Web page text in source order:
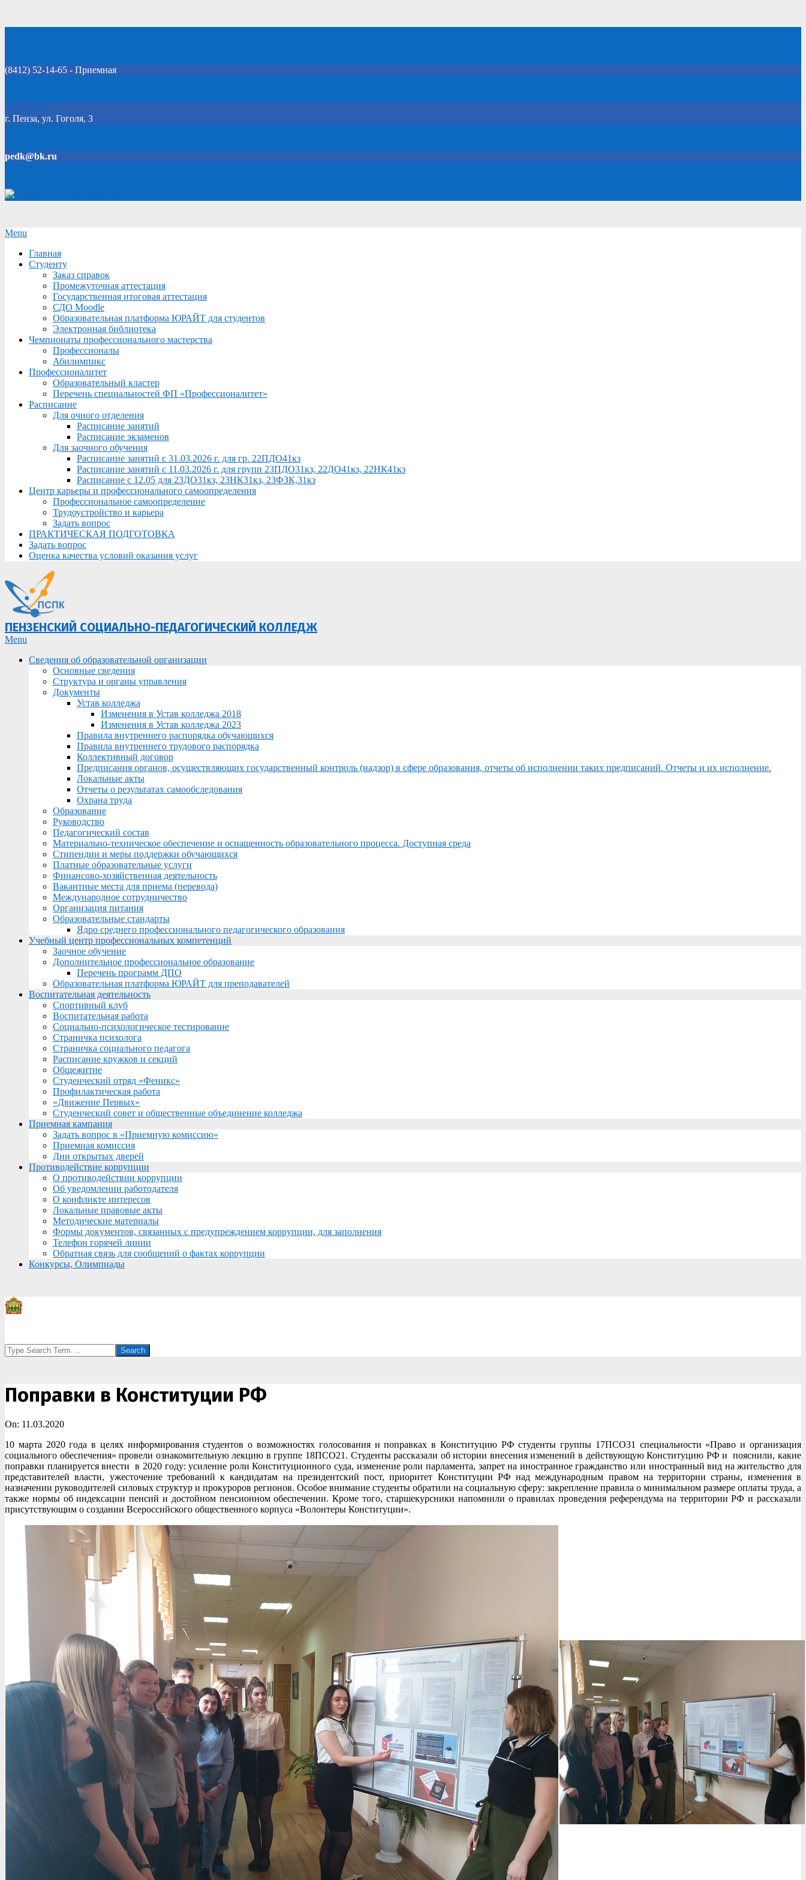
(8412) 52-14-65 - Приемная
Click Here
г. Пенза, ул. Гоголя, 3
pedk@bk.ru
Secondary
Menu
Menu
Главная
Студенту
Заказ справок
Промежуточная аттестация
Государственная итоговая аттестация
СДО Moodle
Образовательная платформа ЮРАЙТ для студентов
Электронная библиотека
Чемпионаты профессионального мастерства
Профессионалы
Абилимпикс
Профессионалитет
Образовательный кластер
Перечень специальностей ФП «Профессионалитет»
Расписание
Для очного отделения
Расписание занятий
Расписание экзаменов
Для заочного обучения
Расписание занятий с 31.03.2026 г. для гр. 22ПДО41кз
Расписание занятий с 11.03.2026 г. для групп 23ПДО31кз, 22ДО41кз, 22НК41кз
Расписание с 12.05 для 23ДО31кз, 23НК31кз, 23ФЗК,31кз
Центр карьеры и профессионального самоопределения
Профессиональное самоопределение
Трудоустройство и карьера
Задать вопрос
ПРАКТИЧЕСКАЯ ПОДГОТОВКА
Задать вопрос
Оценка качества условий оказания услуг
ПЕНЗЕНСКИЙ СОЦИАЛЬНО-ПЕДАГОГИЧЕСКИЙ КОЛЛЕДЖ
Primary
Menu
Menu
Сведения об образовательной организации
Основные сведения
Структура и органы управления
Документы
Устав колледжа
Изменения в Устав колледжа 2018
Изменения в Устав колледжа 2023
Правила внутреннего распорядка обучающихся
Правила внутреннего трудового распорядка
Коллективный договор
Предписания органов, осуществляющих государственный контроль (надзор) в сфере образования, отчеты об исполнении таких предписаний. Отчеты и их исполнение.
Локальные акты
Отчеты о результатах самообследования
Охрана труда
Образование
Руководство
Педагогический состав
Материально-техническое обеспечение и оснащенность образовательного процесса. Доступная среда
Стипендии и меры поддержки обучающихся
Платные образовательные услуги
Финансово-хозяйственная деятельность
Вакантные места для приема (перевода)
Международное сотрудничество
Организация питания
Образовательные стандарты
Ядро среднего профессионального педагогического образования
Учебный центр профессиональных компетенций
Заочное обучение
Дополнительное профессиональное образование
Перечень программ ДПО
Образовательная платформа ЮРАЙТ для преподавателей
Воспитательная деятельность
Спортивный клуб
Воспитательная работа
Социально-психологическое тестирование
Страничка психолога
Страничка социального педагога
Расписание кружков и секций
Общежитие
Студенческий отряд «Феникс»
Профилактическая работа
«Движение Первых»
Студенческий совет и общественные объединение колледжа
Приемная кампания
Задать вопрос в «Приемную комиссию»
Приемная комиссия
Дни открытых дверей
Противодействие коррупции
О противодействии коррупции
Об уведомлении работодателя
О конфликте интересов
Локальные правовые акты
Методические материалы
Формы документов, связанных с предупреждением коррупции, для заполнения
Телефон горячей линии
Обратная связь для сообщений о фактах коррупции
Конкурсы, Олимпиады
Search
Поправки в Конституции РФ
On: 11.03.2020
10 марта 2020 года в целях информирования студентов о возможностях голосования и поправках в Конституцию РФ студенты группы 17ПСО31 специальности «Право и организация
социального обеспечения» провели ознакомительную лекцию в группе 18ПСО21. Студенты рассказали об истории внесения изменений в действующую Конституцию РФ и пояснили, какие
поправки планируется внести в 2020 году: усиление роли Конституционного суда, изменение роли парламента, запрет на иностранное гражданство или иностранный вид на жительство для
представителей власти, ужесточение требований к кандидатам на президентский пост, приоритет Конституции РФ над международным правом на территории страны, изменения в
назначении руководителей силовых структур и прокуроров регионов. Особое внимание студенты обратили на социальную сферу: закрепление правила о минимальном размере оплаты труда, а
также нормы об индексации пенсий и достойном пенсионном обеспечении. Кроме того, старшекурсники напомнили о правилах проведения референдума на территории РФ и рассказали
присутствующим о создании Всероссийского общественного корпуса «Волонтеры Конституции».